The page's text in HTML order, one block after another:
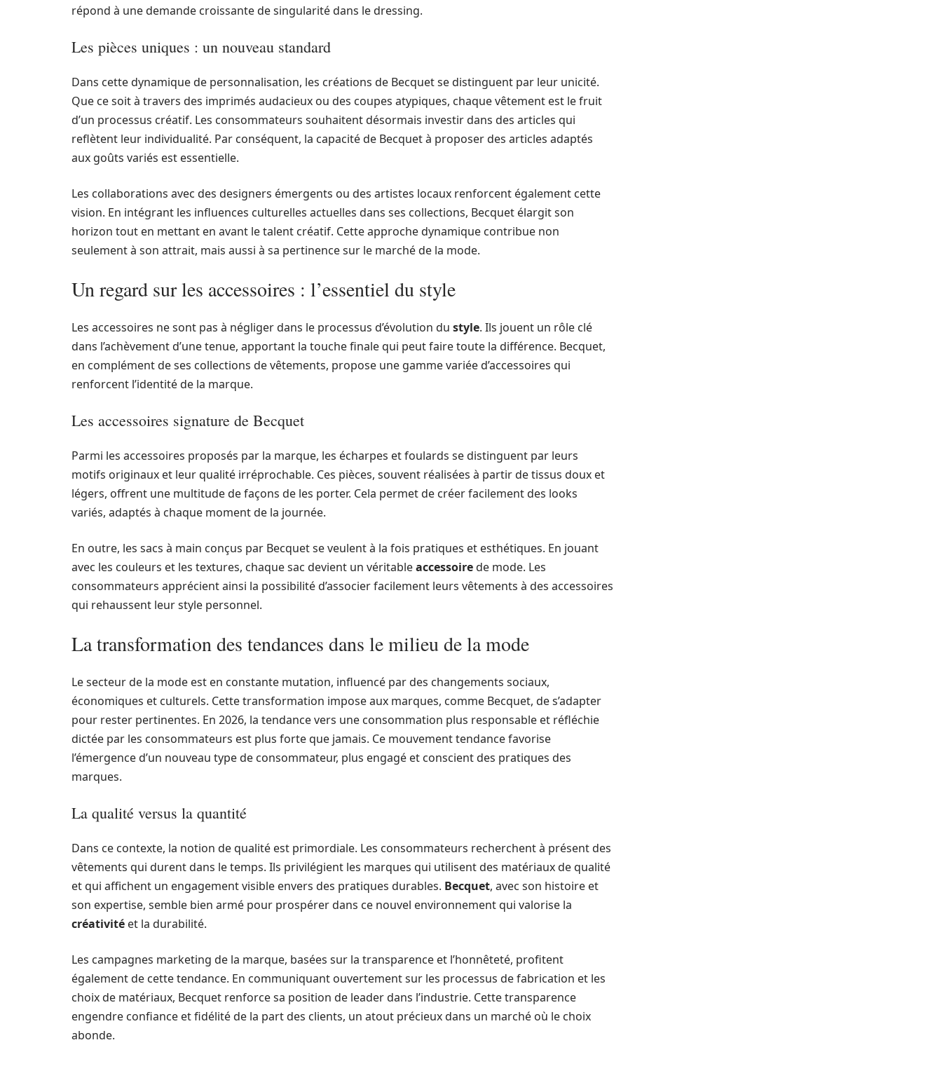
répond à une demande croissante de singularité dans le dressing.
Les pièces uniques : un nouveau standard
Dans cette dynamique de personnalisation, les créations de Becquet se distinguent par leur unicité.
Que ce soit à travers des imprimés audacieux ou des coupes atypiques, chaque vêtement est le fruit
d’un processus créatif. Les consommateurs souhaitent désormais investir dans des articles qui
reflètent leur individualité. Par conséquent, la capacité de Becquet à proposer des articles adaptés
aux goûts variés est essentielle.
Les collaborations avec des designers émergents ou des artistes locaux renforcent également cette
vision. En intégrant les influences culturelles actuelles dans ses collections, Becquet élargit son
horizon tout en mettant en avant le talent créatif. Cette approche dynamique contribue non
seulement à son attrait, mais aussi à sa pertinence sur le marché de la mode.
Un regard sur les accessoires : l’essentiel du style
Les accessoires ne sont pas à négliger dans le processus d’évolution du style. Ils jouent un rôle clé
dans l’achèvement d’une tenue, apportant la touche finale qui peut faire toute la différence. Becquet,
en complément de ses collections de vêtements, propose une gamme variée d’accessoires qui
renforcent l’identité de la marque.
Les accessoires signature de Becquet
Parmi les accessoires proposés par la marque, les écharpes et foulards se distinguent par leurs
motifs originaux et leur qualité irréprochable. Ces pièces, souvent réalisées à partir de tissus doux et
légers, offrent une multitude de façons de les porter. Cela permet de créer facilement des looks
variés, adaptés à chaque moment de la journée.
En outre, les sacs à main conçus par Becquet se veulent à la fois pratiques et esthétiques. En jouant
avec les couleurs et les textures, chaque sac devient un véritableaccessoirede mode. Les
consommateurs apprécient ainsi la possibilité d’associer facilement leurs vêtements à des accessoires
qui rehaussent leur style personnel.
La transformation des tendances dans le milieu de la mode
Le secteur de la mode est en constante mutation, influencé par des changements sociaux,
économiques et culturels. Cette transformation impose aux marques, comme Becquet, de s’adapter
pour rester pertinentes. En 2026, la tendance vers une consommation plus responsable et réfléchie
dictée par les consommateurs est plus forte que jamais. Ce mouvement tendance favorise
l’émergence d’un nouveau type de consommateur, plus engagé et conscient des pratiques des
marques.
La qualité versus la quantité
Dans ce contexte, la notion de qualité est primordiale. Les consommateurs recherchent à présent des
vêtements qui durent dans le temps. Ils privilégient les marques qui utilisent des matériaux de qualité
et qui affichent un engagement visible envers des pratiques durables. Becquet, avec son histoire et
son expertise, semble bien armé pour prospérer dans ce nouvel environnement qui valorise la
créativité et la durabilité.
Les campagnes marketing de la marque, basées sur la transparence et l’honnêteté, profitent
également de cette tendance. En communiquant ouvertement sur les processus de fabrication et les
choix de matériaux, Becquet renforce sa position de leader dans l’industrie. Cette transparence
engendre confiance et fidélité de la part des clients, un atout précieux dans un marché où le choix
abonde.